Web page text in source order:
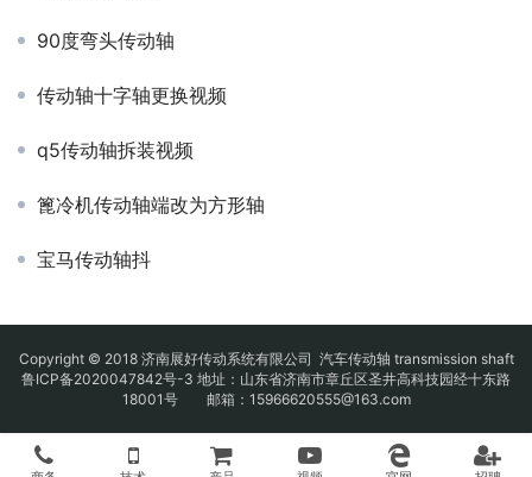
90度弯头传动轴
传动轴十字轴更换视频
q5传动轴拆装视频
篦冷机传动轴端改为方形轴
宝马传动轴抖
Copyright © 2018 济南展好传动系统有限公司 汽车传动轴 transmission shaft
鲁ICP备2020047842号-3 地址：山东省济南市章丘区圣井高科技园经十东路
18001号 邮箱：15966620555@163.com